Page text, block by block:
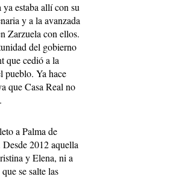
ya estaba allí con su
y a la avanzada
Zarzuela con ellos.
del gobierno
que cedió a la
pueblo. Ya hace
que Casa Real no
a Palma de
2012 aquella
y Elena, ni a
se salte las